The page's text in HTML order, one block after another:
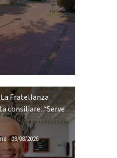
La Fratellanza
consiliare: “Serve
-08/08/2026